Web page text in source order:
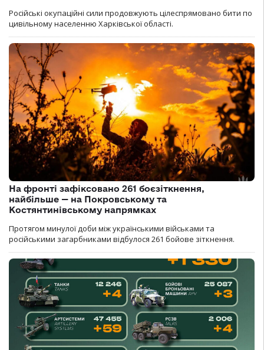
Російські окупаційні сили продовжують цілеспрямовано бити по
цивільному населенню Харківської області.
На фронті зафіксовано 261 боєзіткнення,
найбільше — на Покровському та
Костянтинівському напрямках
Протягом минулої доби між українськими військами та
російськими загарбниками відбулося 261 бойове зіткнення.